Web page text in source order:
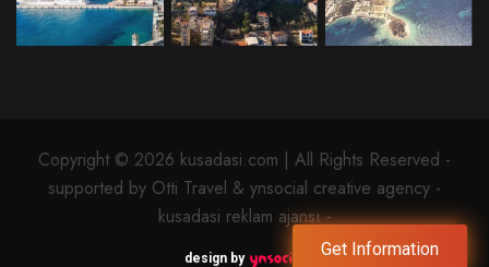
Copyright © 2026 kusadasi.com | All Rights Reserved -
supported by Otti Travel & ynsocial creative agency -
kusadasi reklam ajansı -
design by Get Information